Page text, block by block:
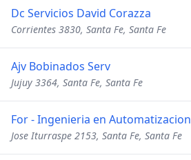
Dc Servicios David Corazza
Corrientes 3830, Santa Fe, Santa Fe
Ajv Bobinados Serv
Jujuy 3364, Santa Fe, Santa Fe
For - Ingenieria en Automatizacion
Jose Iturraspe 2153, Santa Fe, Santa Fe